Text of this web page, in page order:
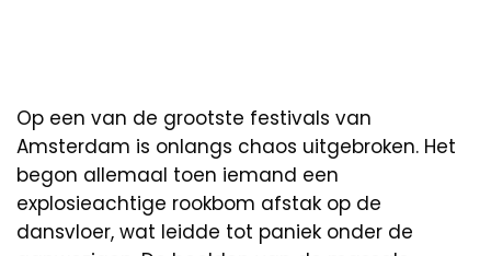
Op een van de grootste festivals van
Amsterdam is onlangs chaos uitgebroken. Het
begon allemaal toen iemand een
explosieachtige rookbom afstak op de
dansvloer, wat leidde tot paniek onder de